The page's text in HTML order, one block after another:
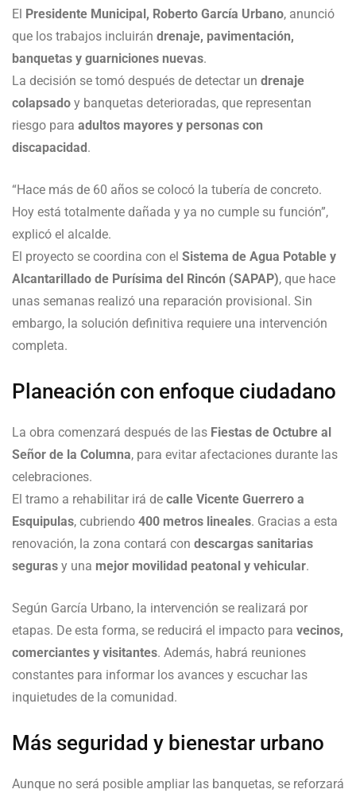
El Presidente Municipal, Roberto García Urbano, anunció
que los trabajos incluirán drenaje, pavimentación,
banquetas y guarniciones nuevas.
La decisión se tomó después de detectar un drenaje
colapsado y banquetas deterioradas, que representan
riesgo para adultos mayores y personas con
discapacidad.
“Hace más de 60 años se colocó la tubería de concreto.
Hoy está totalmente dañada y ya no cumple su función”,
explicó el alcalde.
El proyecto se coordina con el Sistema de Agua Potable y
Alcantarillado de Purísima del Rincón (SAPAP), que hace
unas semanas realizó una reparación provisional. Sin
embargo, la solución definitiva requiere una intervención
completa.
Planeación con enfoque ciudadano
La obra comenzará después de las Fiestas de Octubre al
Señor de la Columna, para evitar afectaciones durante las
celebraciones.
El tramo a rehabilitar irá de calle Vicente Guerrero a
Esquipulas, cubriendo 400 metros lineales. Gracias a esta
renovación, la zona contará con descargas sanitarias
seguras y una mejor movilidad peatonal y vehicular.
Según García Urbano, la intervención se realizará por
etapas. De esta forma, se reducirá el impacto para vecinos,
comerciantes y visitantes. Además, habrá reuniones
constantes para informar los avances y escuchar las
inquietudes de la comunidad.
Más seguridad y bienestar urbano
Aunque no será posible ampliar las banquetas, se reforzará